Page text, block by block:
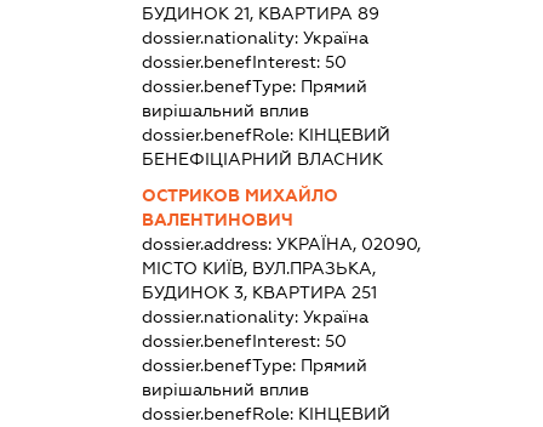
БУДИНОК 21, КВАРТИРА 89
dossier.nationality:Україна
dossier.benefInterest:50
dossier.benefType: Прямий
вирішальний вплив
dossier.benefRole: КІНЦЕВИЙ
БЕНЕФІЦІАРНИЙ ВЛАСНИК
ОСТРИКОВ МИХАЙЛО
ВАЛЕНТИНОВИЧ
dossier.address:УКРАЇНА, 02090,
МІСТО КИЇВ, ВУЛ.ПРАЗЬКА,
БУДИНОК 3, КВАРТИРА 251
dossier.nationality:Україна
dossier.benefInterest:50
dossier.benefType: Прямий
вирішальний вплив
dossier.benefRole: КІНЦЕВИЙ